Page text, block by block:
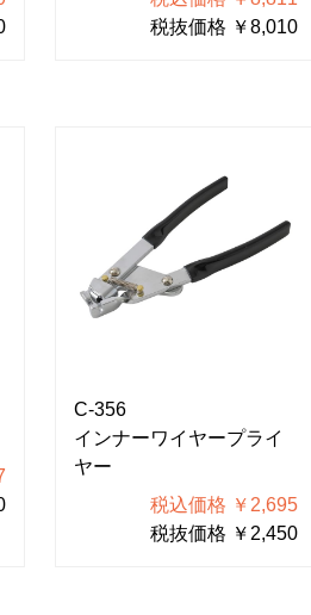
税抜価格 ￥8,010
C-356
インナーワイヤープライ
ヤー
税込価格 ￥2,695
税抜価格 ￥2,450